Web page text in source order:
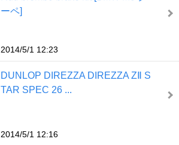
ーペ]
2014/5/1 12:23
DUNLOP DIREZZA DIREZZA ZⅡ S
TAR SPEC 26 ...
2014/5/1 12:16